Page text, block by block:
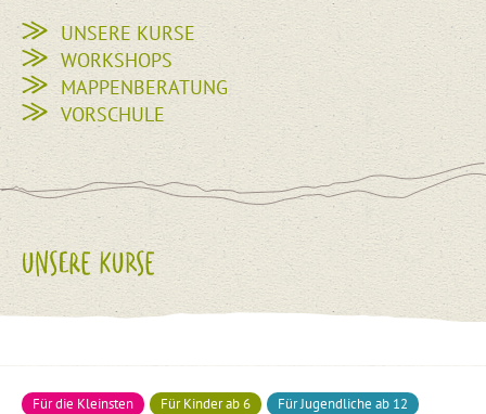
UNSERE KURSE
WORKSHOPS
MAPPENBERATUNG
VORSCHULE
UNSERE KURSE
Für die Kleinsten Für Kinder ab 6 Für Jugendliche ab 12